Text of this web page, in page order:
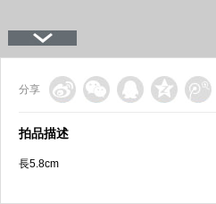
分享
拍品描述
長5.8cm